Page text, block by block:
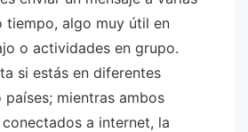
tiempo, algo muy útil en
o actividades en grupo.
si estás en diferentes
mientras ambos
a internet, la